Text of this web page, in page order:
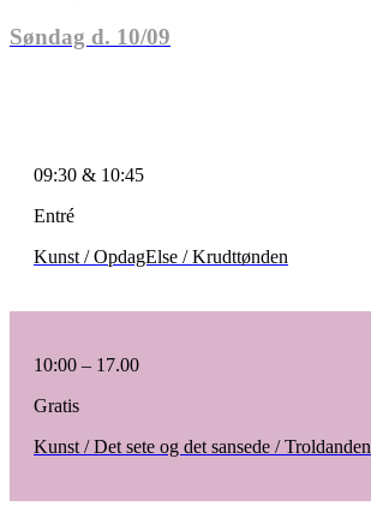
Søndag d. 10/09
09:30 & 10:45
Entré
Kunst / OpdagElse / Krudttønden
10:00 – 17.00
Gratis
Kunst / Det sete og det sansede / Troldanden